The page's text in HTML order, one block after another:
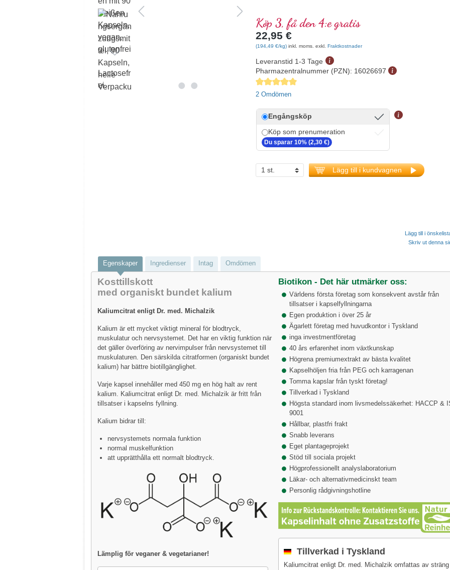
Köp 3, få den 4:e gratis
22,95 €
(194,49 €/kg) inkl. moms. exkl. Fraktkostnader
Leveranstid 1-3 Tage
Pharmazentralnummer (PZN): 16026697
Genomsnittligt betyg på 5 av 5 stjärnor
2 Omdömen
Engångsköp
Köp som prenumeration
Du sparar 10% (2,30 €)
Lägg till i kundvagnen
Lägg till i
Skriv ut denna
Egenskaper Ingredienser Intag Omdömen
Kosttillskott
med organiskt bundet kalium
Kaliumcitrat enligt Dr. med. Michalzik
Kalium är ett mycket viktigt mineral för blodtryck,
muskulatur och nervsystemet. Det har en viktig funktion när
det gäller överföring av nervimpulser från nervsystemet till
muskulaturen. Den särskilda citratformen (organiskt bundet
kalium) har bättre biotillgänglighet.
Varje kapsel innehåller med 450 mg en hög halt av rent
kalium. Kaliumcitrat enligt Dr. med. Michalzik är fritt från
tillsatser i kapselns fyllning.
Kalium bidrar till:
nervsystemets normala funktion
normal muskelfunktion
att upprätthålla ett normalt blodtryck.
Lämplig för veganer & vegetarianer!
Biotikon - Det här utmärker oss:
Världens första företag som konsekvent avstår från
tillsatser i kapselfyllningarna
Egen produktion i över 25 år
Ägarlett företag med huvudkontor i Tyskland
inga investmentföretag
40 års erfarenhet inom växtkunskap
Högrena premiumextrakt av bästa kvalitet
Kapselhöljen fria från PEG och karragenan
Tomma kapslar från tyskt företag!
Tillverkad i Tyskland
Högsta standard inom livsmedelssäkerhet: HACCP &
9001
Hållbar, plastfri frakt
Snabb leverans
Eget plantageprojekt
Stöd till sociala projekt
Högprofessionellt analyslaboratorium
Läkar- och alternativmedicinskt team
Personlig rådgivningshotline
Tillverkad i Tyskland
Kaliumcitrat enligt Dr. med. Michalzik omfattas av sträng